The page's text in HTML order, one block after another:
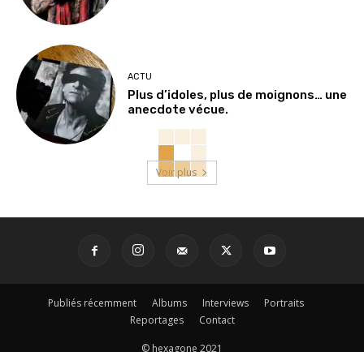
ACTU
Plus d’idoles, plus de moignons… une
anecdote vécue.
Voir plus
Publiés récemment Albums Interviews
Portraits
Reportages
Contact
© hexagone 2021